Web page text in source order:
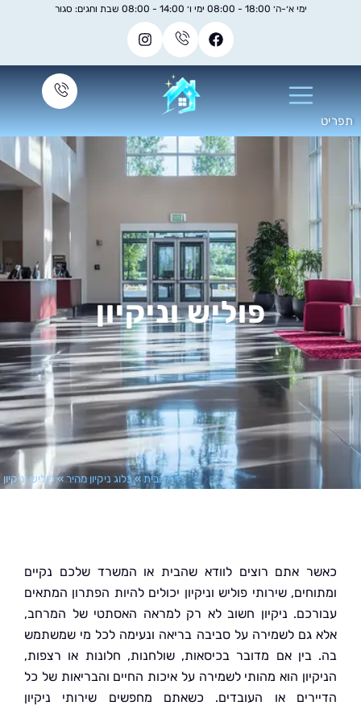
פוליש וניקיון
דף הבית»בלוג ניקיון מהיר »פוליש וניקיון
אתם רוצים לוודא שהבית או המשרד שלכם נקיים
שירותי פוליש וניקיון יכולים להיות הפתרון המתאים
ניקיון חשוב לא רק למראה האסתטי של המרחב,
לשמירה על סביבה בריאה ונעימה לכל מי שמשתמש
אם מדובר בכיסאות, שולחנות, חלונות או רצפות,
הוא מהותי לשמירה על איכות החיים והבריאות של כל
או העובדים. כשאתם מחפשים שירותי ניקיון